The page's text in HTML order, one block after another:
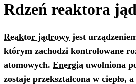
Rdzeń reaktora
Reaktor jądrowy jest
którym zachodzi kontrolowane
atomowych. Energia uwolniona
zostaje przekształcona w ciepło,